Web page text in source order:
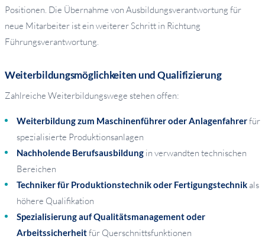
Positionen. Die Übernahme von Ausbildungsverantwortung für
neue Mitarbeiter ist ein weiterer Schritt in Richtung
Führungsverantwortung.
Weiterbildungsmöglichkeiten und Qualifizierung
Zahlreiche Weiterbildungswege stehen offen:
Weiterbildung zum Maschinenführer oder Anlagenfahrerfür
spezialisierte Produktionsanlagen
Nachholende Berufsausbildung in verwandten technischen
Bereichen
Techniker für Produktionstechnik oder Fertigungstechnik als
höhere Qualifikation
Spezialisierung auf Qualitätsmanagement oder
Arbeitssicherheitfür Querschnittsfunktionen